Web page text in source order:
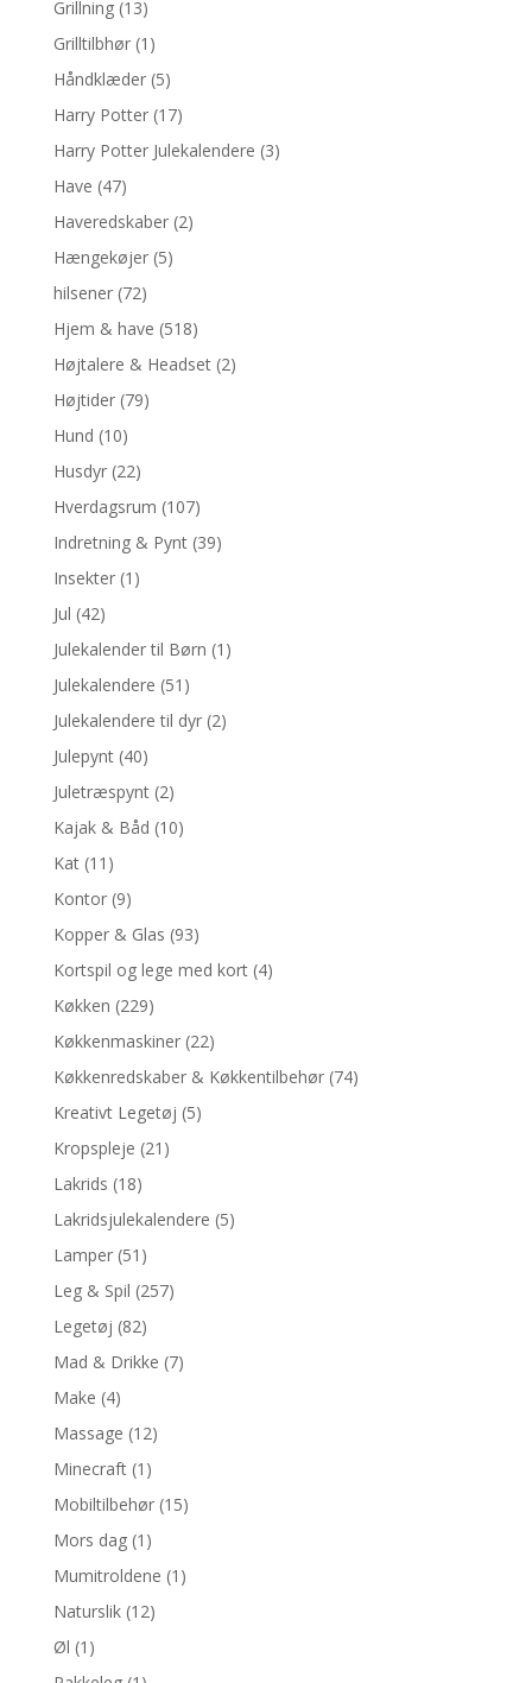
Grillning (13)
Grilltilbhør (1)
Håndklæder (5)
Harry Potter (17)
Harry Potter Julekalendere (3)
Have (47)
Haveredskaber (2)
Hængekøjer (5)
hilsener (72)
Hjem & have (518)
Højtalere & Headset (2)
Højtider (79)
Hund (10)
Husdyr (22)
Hverdagsrum (107)
Indretning & Pynt (39)
Insekter (1)
Jul (42)
Julekalender til Børn (1)
Julekalendere (51)
Julekalendere til dyr (2)
Julepynt (40)
Juletræspynt (2)
Kajak & Båd (10)
Kat (11)
Kontor (9)
Kopper & Glas (93)
Kortspil og lege med kort (4)
Køkken (229)
Køkkenmaskiner (22)
Køkkenredskaber & Køkkentilbehør (74)
Kreativt Legetøj (5)
Kropspleje (21)
Lakrids (18)
Lakridsjulekalendere (5)
Lamper (51)
Leg & Spil (257)
Legetøj (82)
Mad & Drikke (7)
Make (4)
Massage (12)
Minecraft (1)
Mobiltilbehør (15)
Mors dag (1)
Mumitroldene (1)
Naturslik (12)
Øl (1)